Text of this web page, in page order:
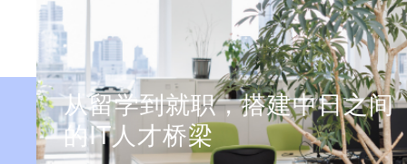
从留学到就职，搭建中日之间
的IT人才桥梁